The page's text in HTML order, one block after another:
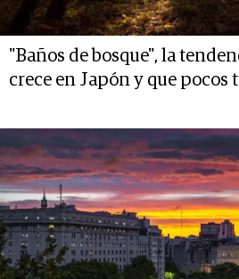
"Baños de bosque", la
crece en Japón y que pocos